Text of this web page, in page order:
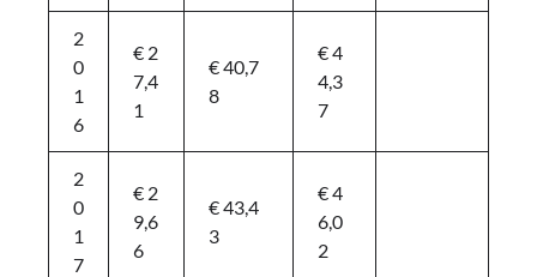
2
0
1
6
€ 2
7,4
1
€ 40,7
8
€ 4
4,3
7
2
0
1
7
€ 2
9,6
6
€ 43,4
3
€ 4
6,0
2